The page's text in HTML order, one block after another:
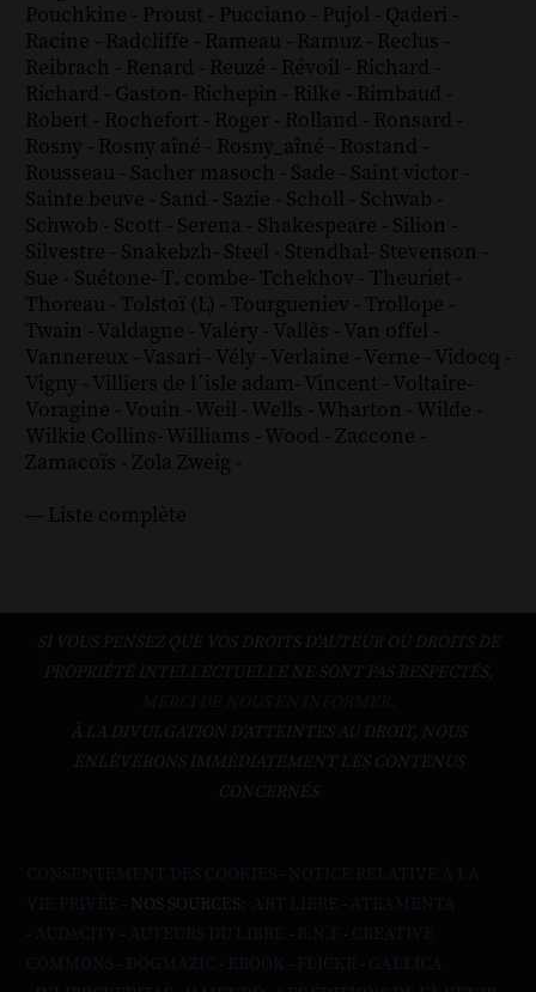
Pouchkine - Proust - Pucciano - Pujol - Qaderi -
Racine - Radcliffe - Rameau - Ramuz - Reclus -
Reibrach - Renard - Reuzé - Révoil - Richard -
Richard - Gaston- Richepin - Rilke - Rimbaud -
Robert - Rochefort - Roger - Rolland - Ronsard -
Rosny - Rosny aîné - Rosny_aîné - Rostand -
Rousseau - Sacher masoch - Sade - Saint victor -
Sainte beuve - Sand - Sazie - Scholl - Schwab -
Schwob - Scott - Serena - Shakespeare - Silion -
Silvestre - Snakebzh- Steel - Stendhal- Stevenson -
Sue - Suétone- T. combe- Tchekhov - Theuriet -
Thoreau - Tolstoï (L) - Tourgueniev - Trollope -
Twain - Valdagne - Valéry - Vallès - Van offel -
Vannereux - Vasari - Vély - Verlaine - Verne - Vidocq -
Vigny - Villiers de l´isle adam- Vincent - Voltaire-
Voragine - Vouin - Weil - Wells - Wharton - Wilde -
Wilkie Collins- Williams - Wood - Zaccone -
Zamacoïs - Zola Zweig -
--- Liste complète